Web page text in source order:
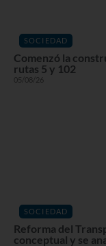
SOCIEDAD
Comenzó la
rutas 5 y 102
05/08/26
SOCIEDAD
Reforma del
conceptual y se